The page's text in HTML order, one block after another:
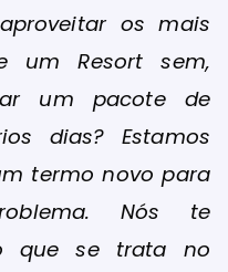
os mais
um Resort sem,
um pacote de
dias? Estamos
termo novo para
Nós te
que se trata no